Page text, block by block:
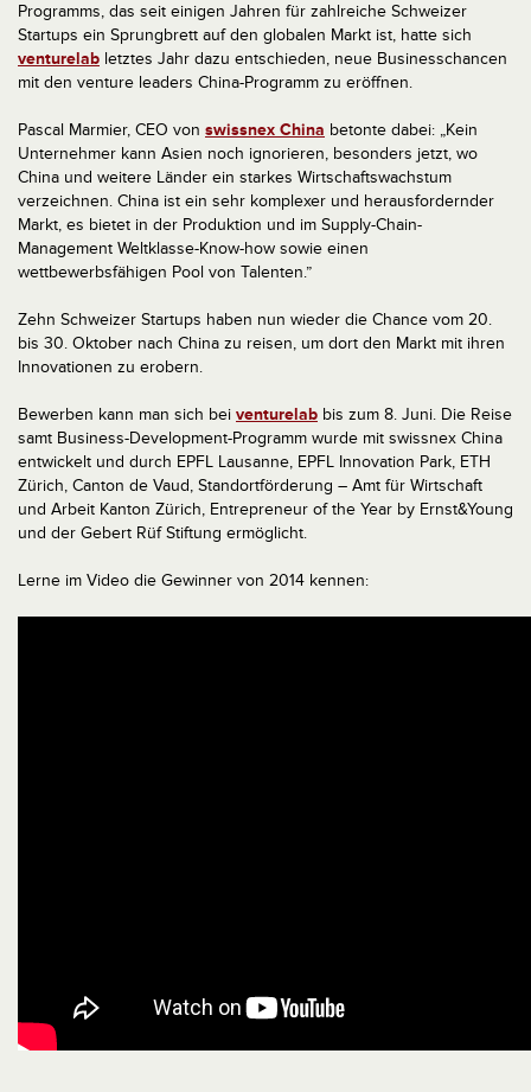
Programms, das seit einigen Jahren für zahlreiche Schweizer
Startups ein Sprungbrett auf den globalen Markt ist, hatte sich
venturelab letztes Jahr dazu entschieden, neue Businesschancen
mit den venture leaders China-Programm zu eröffnen.
Pascal Marmier, CEO von swissnex China betonte dabei: „Kein
Unternehmer kann Asien noch ignorieren, besonders jetzt, wo
China und weitere Länder ein starkes Wirtschaftswachstum
verzeichnen. China ist ein sehr komplexer und herausfordernder
Markt, es bietet in der Produktion und im Supply-Chain-
Management Weltklasse-Know-how sowie einen
wettbewerbsfähigen Pool von Talenten.”
Zehn Schweizer Startups haben nun wieder die Chance vom 20.
bis 30. Oktober nach China zu reisen, um dort den Markt mit ihren
Innovationen zu erobern.
Bewerben kann man sich bei venturelab bis zum 8. Juni. Die Reise
samt Business-Development-Programm wurde mit swissnex China
entwickelt und durch EPFL Lausanne, EPFL Innovation Park, ETH
Zürich, Canton de Vaud, Standortförderung – Amt für Wirtschaft
und Arbeit Kanton Zürich, Entrepreneur of the Year by Ernst&Young
und der Gebert Rüf Stiftung ermöglicht.
Lerne im Video die Gewinner von 2014 kennen: